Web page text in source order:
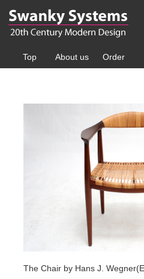
Top About us Order
The Chair by Hans J.